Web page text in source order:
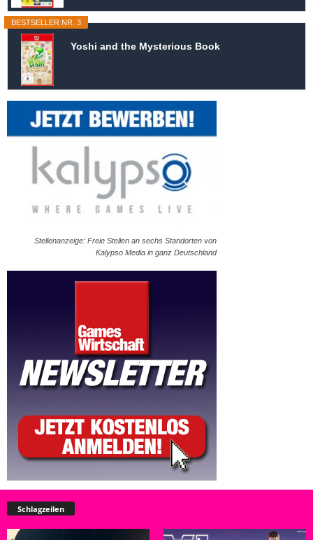
BESTSELLER NR. 3
Yoshi and the Mysterious Book
Stellenanzeige: Freie Stellen an sechs Standorten von
Kalypso Media in ganz Deutschland
Schlagzeilen